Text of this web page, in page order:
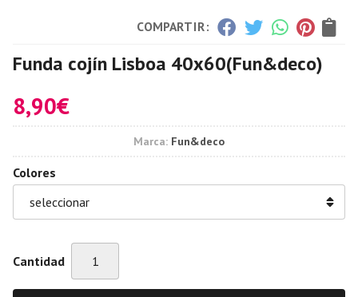
COMPARTIR:
Funda cojín Lisboa 40x60(Fun&deco)
8,90€
Marca: Fun&deco
Colores
Cantidad